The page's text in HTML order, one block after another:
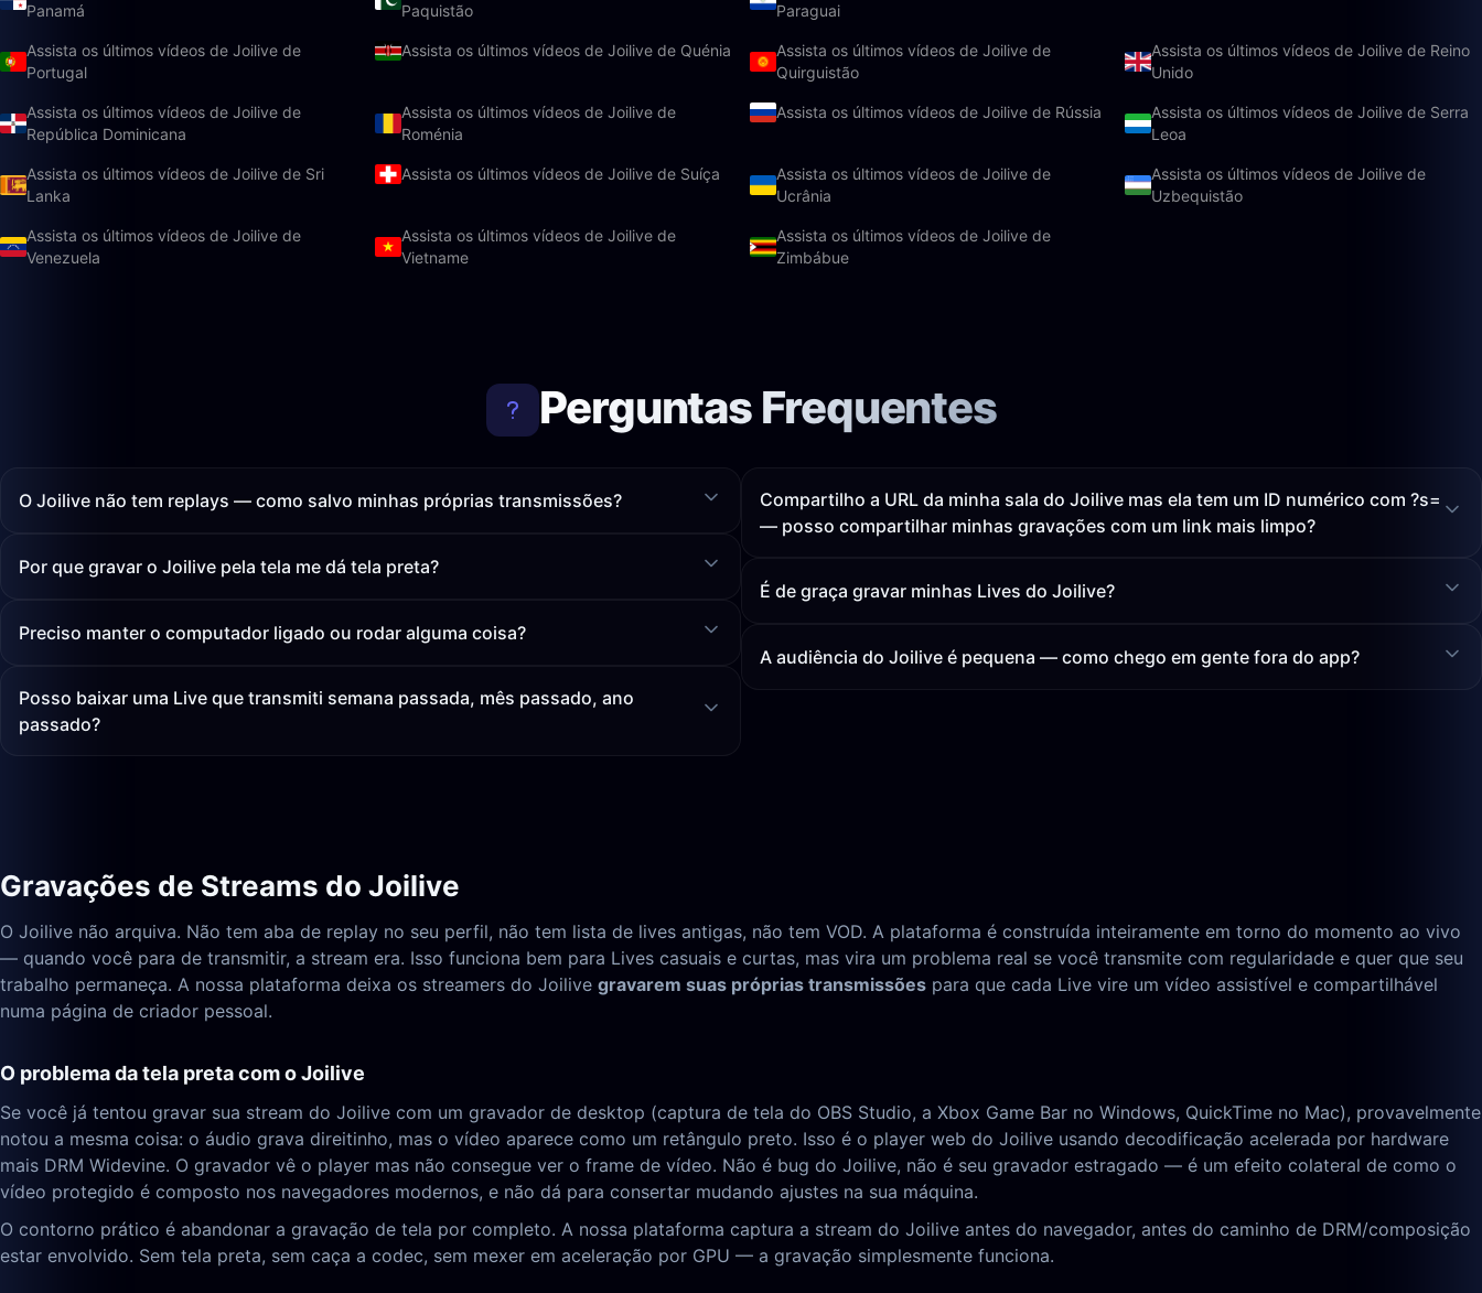
Panamá
Paquistão
Paraguai
Assista os últimos vídeos de Joilive de
Portugal
Assista os últimos vídeos de Joilive de Quénia
Assista os últimos vídeos de Joilive de
Quirguistão
Assista os últimos vídeos de Joilive de Reino
Unido
Assista os últimos vídeos de Joilive de
República Dominicana
Assista os últimos vídeos de Joilive de
Roménia
Assista os últimos vídeos de Joilive de Rússia
Assista os últimos vídeos de Joilive de Serra
Leoa
Assista os últimos vídeos de Joilive de Sri
Lanka
Assista os últimos vídeos de Joilive de Suíça
Assista os últimos vídeos de Joilive de
Ucrânia
Assista os últimos vídeos de Joilive de
Uzbequistão
Assista os últimos vídeos de Joilive de
Venezuela
Assista os últimos vídeos de Joilive de
Vietname
Assista os últimos vídeos de Joilive de
Zimbábue
Perguntas Frequentes
O Joilive não tem replays — como salvo minhas próprias transmissões?
Por que gravar o Joilive pela tela me dá tela preta?
Preciso manter o computador ligado ou rodar alguma coisa?
Posso baixar uma Live que transmiti semana passada, mês passado, ano
passado?
Compartilho a URL da minha sala do Joilive mas ela tem um ID numérico com ?s=
— posso compartilhar minhas gravações com um link mais limpo?
É de graça gravar minhas Lives do Joilive?
A audiência do Joilive é pequena — como chego em gente fora do app?
Gravações de Streams do Joilive
O Joilive não arquiva. Não tem aba de replay no seu perfil, não tem lista de lives antigas, não tem VOD. A plataforma é construída inteiramente em torno do momento ao vivo
— quando você para de transmitir, a stream era. Isso funciona bem para Lives casuais e curtas, mas vira um problema real se você transmite com regularidade e quer que seu
trabalho permaneça. A nossa plataforma deixa os streamers do Joilive gravarem suas próprias transmissões para que cada Live vire um vídeo assistível e compartilhável
numa página de criador pessoal.
O problema da tela preta com o Joilive
Se você já tentou gravar sua stream do Joilive com um gravador de desktop (captura de tela do OBS Studio, a Xbox Game Bar no Windows, QuickTime no Mac), provavelmente
notou a mesma coisa: o áudio grava direitinho, mas o vídeo aparece como um retângulo preto. Isso é o player web do Joilive usando decodificação acelerada por hardware
mais DRM Widevine. O gravador vê o player mas não consegue ver o frame de vídeo. Não é bug do Joilive, não é seu gravador estragado — é um efeito colateral de como o
vídeo protegido é composto nos navegadores modernos, e não dá para consertar mudando ajustes na sua máquina.
O contorno prático é abandonar a gravação de tela por completo. A nossa plataforma captura a stream do Joilive antes do navegador, antes do caminho de DRM/composição
estar envolvido. Sem tela preta, sem caça a codec, sem mexer em aceleração por GPU — a gravação simplesmente funciona.